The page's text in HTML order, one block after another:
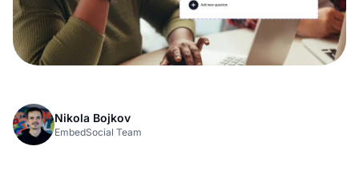
Nikola Bojkov
EmbedSocial Team